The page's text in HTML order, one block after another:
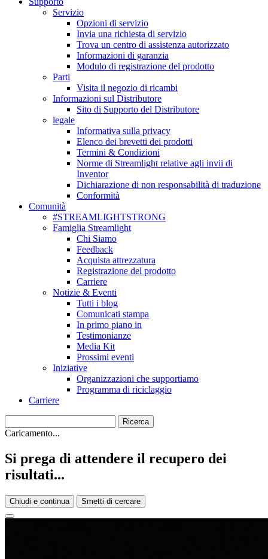
Servizio
Opzioni di servizio
Invia una richiesta di servizio
Trova un centro di assistenza autorizzato
Informazioni di garanzia
Modulo di registrazione del prodotto
Parti
Visita il negozio di ricambi
Informazioni sul Distributore
Sito di Supporto del Distributore
legale
Informativa sulla privacy
Elenco dei brevetti dei prodotti
Termini & Condizioni
Norme di Streamlight relative agli invii di
Inventor
Dichiarazione di non responsabilità di traduzione
Conformità
Comunità
#STREAMLIGHTSTRONG
Famiglia Streamlight
Chi Siamo
Feedback
Acquista attrezzatura
Registrazione del prodotto
Carriere
Notizie & Eventi
Tutti i blog
Comunicati stampa
In primo piano in
Testimonianze
Media Kit
Prossimi eventi
Iniziative
Organizzazioni che supportiamo
Programma di riciclaggio
Carriere
Caricamento...
Si prega di attendere il recupero dei
risultati...
Chiudi e continua Smetti di cercare